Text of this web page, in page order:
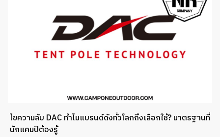
ไขความลับ DAC ทำไมแบรนด์ดังทั่วโลกถึงเลือกใช้? มาตรฐานที่
นักแคมป์ต้องรู้